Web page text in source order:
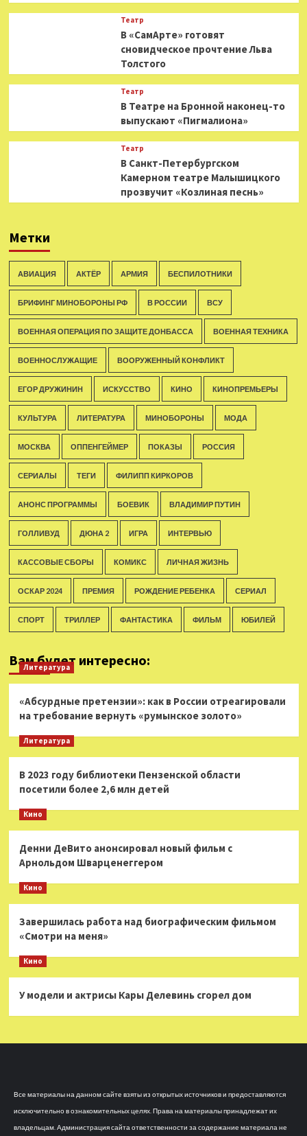
Театр
В «СамАрте» готовят
сновидческое прочтение Льва
Толстого
Театр
В Театре на Бронной наконец-то
выпускают «Пигмалиона»
Театр
В Санкт-Петербургском
Камерном театре Малышицкого
прозвучит «Козлиная песнь»
Метки
АВИАЦИЯ АКТЁР АРМИЯ БЕСПИЛОТНИКИ
БРИФИНГ МИНОБОРОНЫ РФ В РОССИИ ВСУ
ВОЕННАЯ ОПЕРАЦИЯ ПО ЗАЩИТЕ ДОНБАССА ВОЕННАЯ ТЕХНИКА
ВОЕННОСЛУЖАЩИЕ ВООРУЖЕННЫЙ КОНФЛИКТ
ЕГОР ДРУЖИНИН ИСКУССТВО КИНО КИНОПРЕМЬЕРЫ
КУЛЬТУРА ЛИТЕРАТУРА МИНОБОРОНЫ МОДА
МОСКВА ОППЕНГЕЙМЕР ПОКАЗЫ РОССИЯ
СЕРИАЛЫ ТЕГИ ФИЛИПП КИРКОРОВ
АНОНС ПРОГРАММЫ БОЕВИК ВЛАДИМИР ПУТИН
ГОЛЛИВУД ДЮНА 2 ИГРА ИНТЕРВЬЮ
КАССОВЫЕ СБОРЫ КОМИКС ЛИЧНАЯ ЖИЗНЬ
ОСКАР 2024 ПРЕМИЯ РОЖДЕНИЕ РЕБЕНКА СЕРИАЛ
СПОРТ ТРИЛЛЕР ФАНТАСТИКА ФИЛЬМ ЮБИЛЕЙ
Вам будет интересно:
Литература
«Абсурдные претензии»: как в России отреагировали
на требование вернуть «румынское золото»
Литература
В 2023 году библиотеки Пензенской области
посетили более 2,6 млн детей
Кино
Денни ДеВито анонсировал новый фильм с
Арнольдом Шварценеггером
Кино
Завершилась работа над биографическим фильмом
«Смотри на меня»
Кино
У модели и актрисы Кары Делевинь сгорел дом
Все материалы на данном сайте взяты из открытых источников и предоставляются
исключительно в ознакомительных целях. Права на материалы принадлежат их
владельцам. Администрация сайта ответственности за содержание материала не